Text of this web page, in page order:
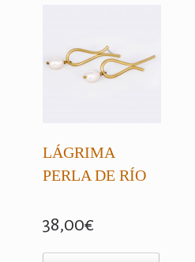
LÁGRIMA
PERLA DE RÍO
38,00€